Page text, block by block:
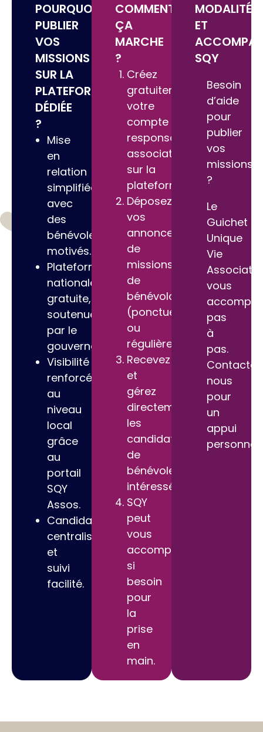
POURQUOI
PUBLIER
VOS
MISSIONS
SUR LA
PLATEFORME
DÉDIÉE
?
Mise
en
relation
simplifiée
avec
des
bénévoles
motivés.
Plateforme
nationale
gratuite,
soutenue
par le
gouvernement.
Visibilité
renforcée
au
niveau
local
grâce
au
portail
SQY
Assos.
Candidatures
centralisées
et
suivi
facilité.
COMMENT
ÇA
MARCHE
?
Créez
gratuitement
votre
compte
responsable
associatif
sur la
plateforme.
Déposez
vos
annonces
de
missions
de
bénévolat
(ponctuelles
ou
régulières).
Recevez
et
gérez
directement
les
candidatures
de
bénévoles
intéressés.
SQY
peut
vous
accompagner
si
besoin
pour
la
prise
en
main.
MODALITÉS
ET
SQY
Besoin
d’aide
pour
publier
vos
missions
?
Le
Guichet
Unique
Vie
vous
pas
à
pas.
nous
pour
un
appui